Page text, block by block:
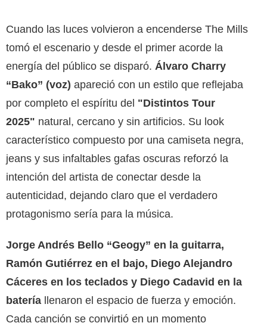
Cuando las luces volvieron a encenderse The Mills
tomó el escenario y desde el primer acorde la
energía del público se disparó. Álvaro Charry
“Bako” (voz) apareció con un estilo que reflejaba
por completo el espíritu del "Distintos Tour
2025" natural, cercano y sin artificios. Su look
característico compuesto por una camiseta negra,
jeans y sus infaltables gafas oscuras reforzó la
intención del artista de conectar desde la
autenticidad, dejando claro que el verdadero
protagonismo sería para la música.
Jorge Andrés Bello “Geogy” en la guitarra,
Ramón Gutiérrez en el bajo, Diego Alejandro
Cáceres en los teclados y Diego Cadavid en la
batería llenaron el espacio de fuerza y emoción.
Cada canción se convirtió en un momento